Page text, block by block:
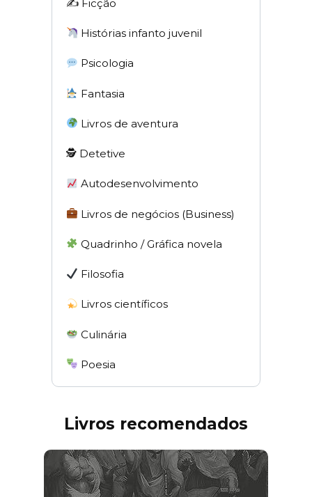
✍️ Ficção
Histórias infanto juvenil
Psicologia
Fantasia
Livros de aventura
🕵 Detetive
Autodesenvolvimento
Livros de negócios (Business)
Quadrinho / Gráfica novela
Filosofia
Livros científicos
Culinária
Poesia
Livros recomendados